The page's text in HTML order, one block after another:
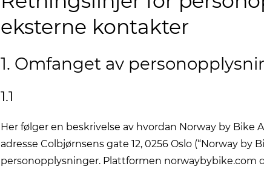
eksterne kontakter
1. Omfanget av
1.1
Her følger en beskrivelse av hvordan Norway by Bike
adresse Colbjørnsens gate 12, 0256 Oslo (“Norway by
personopplysninger. Plattformen norwaybybike.com